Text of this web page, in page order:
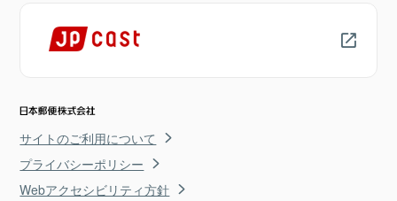
サイトのご利用について
プライバシーポリシー
Webアクセシビリティ方針